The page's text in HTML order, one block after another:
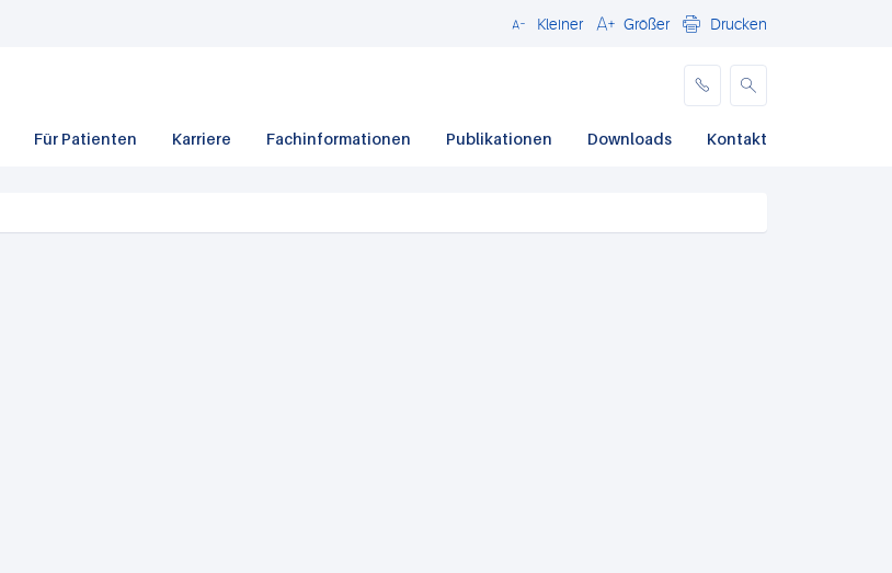
Schließen
Kleiner Größer Drucken
Für Patienten Karriere Fachinformationen Publikationen Downloads Kontakt